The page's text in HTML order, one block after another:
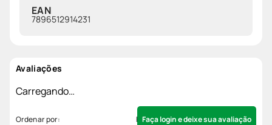
EAN
7896512914231
Avaliações
Carregando…
Faça login e deixe sua avaliação